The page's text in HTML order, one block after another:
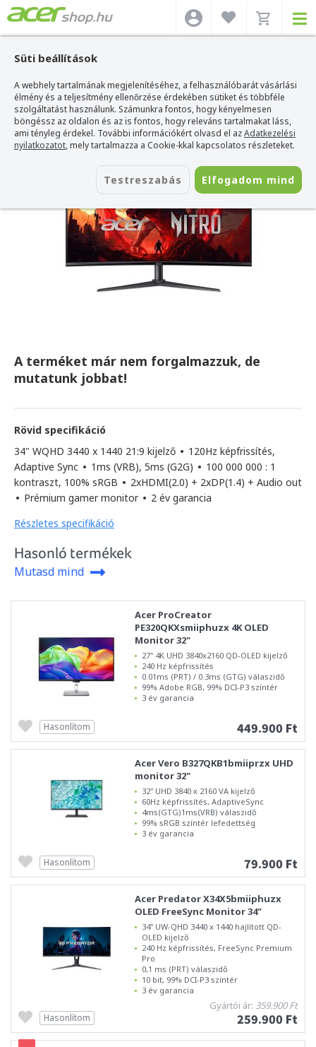
Süti beállítások
A webhely tartalmának megjelenítéséhez, a felhasználóbarát vásárlási
élmény és a teljesítmény ellenőrzése érdekében sütiket és többféle
szolgáltatást használunk. Számunkra fontos, hogy kényelmesen
böngéssz az oldalon és az is fontos, hogy releváns tartalmakat láss,
ami tényleg érdekel. További információkért olvasd el azAdatkezelési
nyilatkozatot, mely tartalmazza a Cookie-kkal kapcsolatos részleteket.
Testreszabás Elfogadom mind
Acer webshop>Acer monitor> Acer Nitro sorozat >Acer Nitro
XZ340CUJ0bmiiphx Monitor 34"
Acer Nitro XZ340CUJ0bmiiphx Monitor
34"
Azonosító: UM.CX0EE.009
A terméket már nem forgalmazzuk, de
mutatunk jobbat!
Rövid specifikáció
34" WQHD 3440 x 1440 21:9 kijelző • 120Hz képfrissítés,
Adaptive Sync • 1ms (VRB), 5ms (G2G) • 100 000 000 : 1
kontraszt, 100% sRGB • 2xHDMI(2.0) + 2xDP(1.4) + Audio out
• Prémium gamer monitor • 2 év garancia
Részletes specifikáció
Hasonló termékek
Mutasd mind
Acer ProCreator
PE320QKXsmiiphuzx 4K OLED
Monitor 32"
27" 4K UHD 3840x2160 QD-OLED kijelző
240 Hz képfrissítés
0.01ms (PRT) / 0.3ms (GTG) válaszidő
99% Adobe RGB, 99% DCI-P3 színtér
3 év garancia
449.900 Ft
Hasonlítom
Acer Vero B327QKB1bmiiprzx UHD
monitor 32"
32" UHD 3840 x 2160 VA kijelző
60Hz képfrissítés, AdaptiveSync
4ms(GTG)1ms(VRB) válaszidő
99% sRGB színtér lefedettség
3 év garancia
79.900 Ft
Hasonlítom
Acer Predator X34X5bmiiphuzx
OLED FreeSync Monitor 34"
34" UW-QHD 3440 x 1440 hajlított QD-
OLED kijelző
240 Hz képfrissítés, FreeSync Premium
Pro
0,1 ms (PRT) válaszidő
10 bit, 99% DCI-P3 színtér
3 év garancia
Gyártói ár: 359.900 Ft
259.900 Ft
Hasonlítom